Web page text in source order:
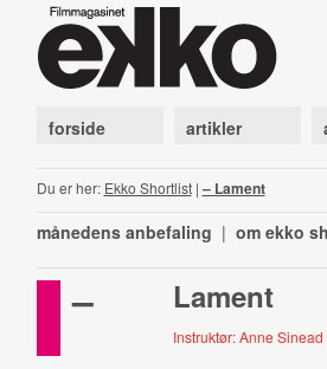
forside artikler
Du er her: Ekko Shortlist| – Lament
månedens anbefaling | om ekko
– Lament
Instruktør: Anne